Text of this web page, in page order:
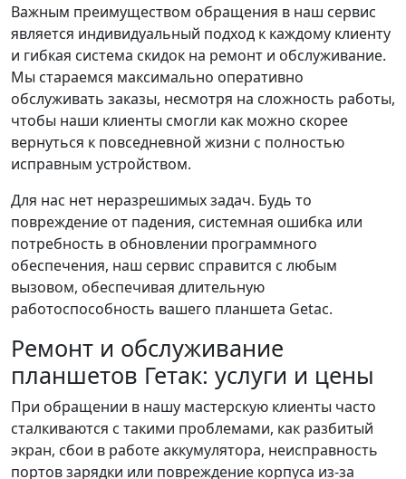
Важным преимуществом обращения в наш сервис
является индивидуальный подход к каждому клиенту
и гибкая система скидок на ремонт и обслуживание.
Мы стараемся максимально оперативно
обслуживать заказы, несмотря на сложность работы,
чтобы наши клиенты смогли как можно скорее
вернуться к повседневной жизни с полностью
исправным устройством.
Для нас нет неразрешимых задач. Будь то
повреждение от падения, системная ошибка или
потребность в обновлении программного
обеспечения, наш сервис справится с любым
вызовом, обеспечивая длительную
работоспособность вашего планшета Getac.
Ремонт и обслуживание
планшетов Гетак: услуги и цены
При обращении в нашу мастерскую клиенты часто
сталкиваются с такими проблемами, как разбитый
экран, сбои в работе аккумулятора, неисправность
портов зарядки или повреждение корпуса из-за